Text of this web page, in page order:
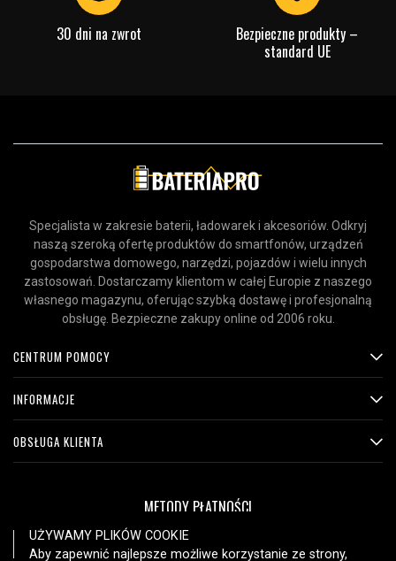
30 dni na zwrot
Bezpieczne produkty –
standard UE
Specjalista w zakresie baterii, ładowarek i akcesoriów. Odkryj
naszą szeroką ofertę produktów do smartfonów, urządzeń
gospodarstwa domowego, narzędzi, pojazdów i wielu innych
zastosowań. Dostarczamy klientom w całej Europie z naszego
własnego magazynu, oferując szybką dostawę i profesjonalną
obsługę. Bezpieczne zakupy online od 2006 roku.
CENTRUM POMOCY
INFORMACJE
OBSŁUGA KLIENTA
METODY PŁATNOŚCI
UŻYWAMY PLIKÓW COOKIE
Aby zapewnić najlepsze możliwe korzystanie ze strony,